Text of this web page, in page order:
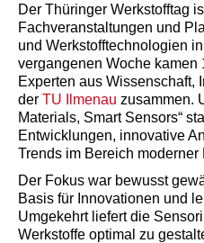
Der Thüringer Werkstofftag
Fachveranstaltungen und
und Werkstofftechnologien
vergangenen Woche kamen
Experten aus Wissenschaft,
der TU Ilmenau zusammen.
Materials, Smart Sensors“
Entwicklungen, innovative
Trends im Bereich
Der Fokus war bewusst
Basis für Innovationen und
Umgekehrt liefert die
Werkstoffe optimal zu